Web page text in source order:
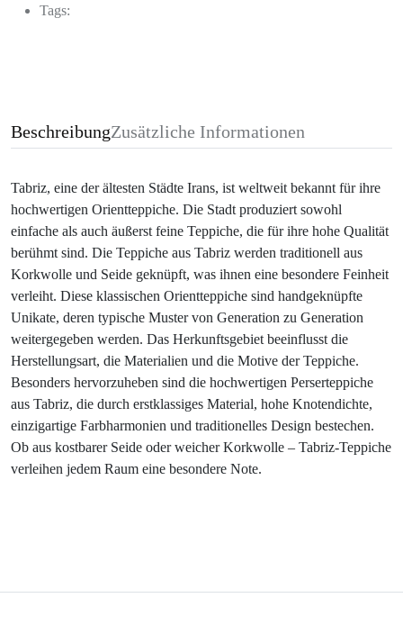
Tags:
BeschreibungZusätzliche Informationen
Tabriz, eine der ältesten Städte Irans, ist weltweit bekannt für ihre
hochwertigen Orientteppiche. Die Stadt produziert sowohl
einfache als auch äußerst feine Teppiche, die für ihre hohe Qualität
berühmt sind. Die Teppiche aus Tabriz werden traditionell aus
Korkwolle und Seide geknüpft, was ihnen eine besondere Feinheit
verleiht. Diese klassischen Orientteppiche sind handgeknüpfte
Unikate, deren typische Muster von Generation zu Generation
weitergegeben werden. Das Herkunftsgebiet beeinflusst die
Herstellungsart, die Materialien und die Motive der Teppiche.
Besonders hervorzuheben sind die hochwertigen Perserteppiche
aus Tabriz, die durch erstklassiges Material, hohe Knotendichte,
einzigartige Farbharmonien und traditionelles Design bestechen.
Ob aus kostbarer Seide oder weicher Korkwolle – Tabriz-Teppiche
verleihen jedem Raum eine besondere Note.